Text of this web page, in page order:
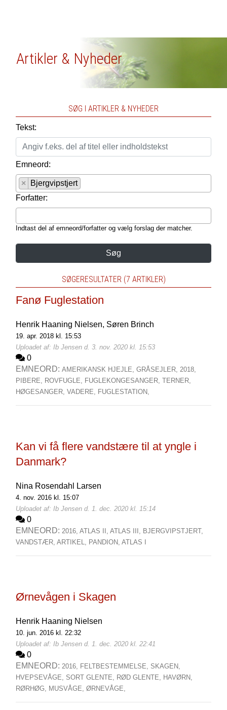
Artikler & Nyheder
SØG I ARTIKLER & NYHEDER
Tekst:
Emneord:
×
Bjergvipstjert
Forfatter:
Indtast del af emneord/forfatter og vælg forslag der matcher.
Søg
SØGERESULTATER (7 ARTIKLER)
Fanø Fuglestation
Henrik Haaning Nielsen, Søren Brinch
19. apr. 2018 kl. 15:53
Uploadet af: Ib Jensen d. 3. nov. 2020 kl. 15:53
0
EMNEORD: AMERIKANSK HJEJLE, GRÅSEJLER, 2018,
PIBERE, ROVFUGLE, FUGLEKONGESANGER, TERNER,
HØGESANGER, VADERE, FUGLESTATION,
Kan vi få flere vandstære til at yngle i
Danmark?
Nina Rosendahl Larsen
4. nov. 2016 kl. 15:07
Uploadet af: Ib Jensen d. 1. dec. 2020 kl. 15:14
0
EMNEORD: 2016, ATLAS II, ATLAS III, BJERGVIPSTJERT,
VANDSTÆR, ARTIKEL, PANDION, ATLAS I
Ørnevågen i Skagen
Henrik Haaning Nielsen
10. jun. 2016 kl. 22:32
Uploadet af: Ib Jensen d. 1. dec. 2020 kl. 22:41
0
EMNEORD: 2016, FELTBESTEMMELSE, SKAGEN,
HVEPSEVÅGE, SORT GLENTE, RØD GLENTE, HAVØRN,
RØRHØG, MUSVÅGE, ØRNEVÅGE,